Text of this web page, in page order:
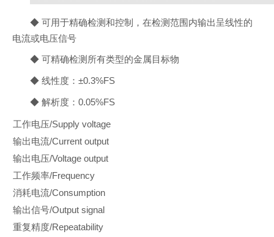
◆ 可用于精确检测和控制，在检测范围内输出呈线性的
电流或电压信号
◆ 可精确检测所有类型的金属目标物
◆ 线性度：±0.3%FS
◆ 解析度：0.05%FS
工作电压/Supply voltage
输出电流/Current output
输出电压/Voltage output
工作频率/Frequency
消耗电流/Consumption
输出信号/Output signal
重复精度/Repeatability